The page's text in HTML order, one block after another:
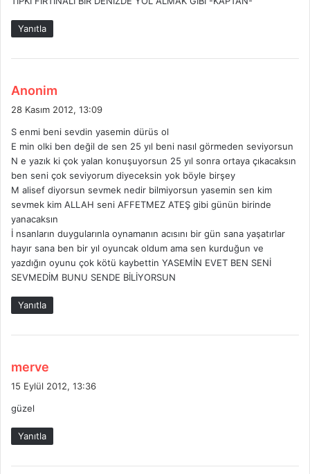
k
Yanıtla
Anonim
i
k
i
28 Kasım 2012, 13:09
S enmi beni sevdin yasemin dürüs ol
E min olki ben değil de sen 25 yıl beni nasıl görmeden seviyorsun
N e yazık ki çok yalan konuşuyorsun 25 yıl sonra ortaya çıkacaksın
ben seni çok seviyorum diyeceksin yok böyle birşey
M alisef diyorsun sevmek nedir bilmiyorsun yasemin sen kim
sevmek kim ALLAH seni AFFETMEZ ATEŞ gibi günün birinde
yanacaksın
İ nsanların duygularınla oynamanın acısını bir gün sana yaşatırlar
hayır sana ben bir yıl oyuncak oldum ama sen kurduğun ve
yazdığın oyunu çok kötü kaybettin YASEMİN EVET BEN SENİ
SEVMEDİM BUNU SENDE BİLİYORSUN
Yanıtla
merve
k
i
15 Eylül 2012, 13:36
güzel
Yanıtla